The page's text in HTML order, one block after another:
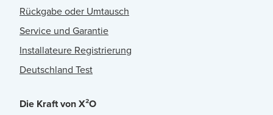
Rückgabe oder Umtausch
Service und Garantie
Installateure Registrierung
Deutschland Test
Die Kraft von X²O